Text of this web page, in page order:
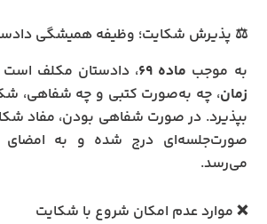
⚖️ پذیرش شکایت؛ وظیفه همیشگی
به موجب ماده ۶۹ ، دادستان مکلف
زمان، چه به‌صورت کتبی و چه شفاهی،
بپذیرد. در صورت شفاهی بودن، مفاد
صورت‌جلسه‌ای درج شده و به امضای
می‌رسد.
❌ موارد عدم امکان شروع با شکایت